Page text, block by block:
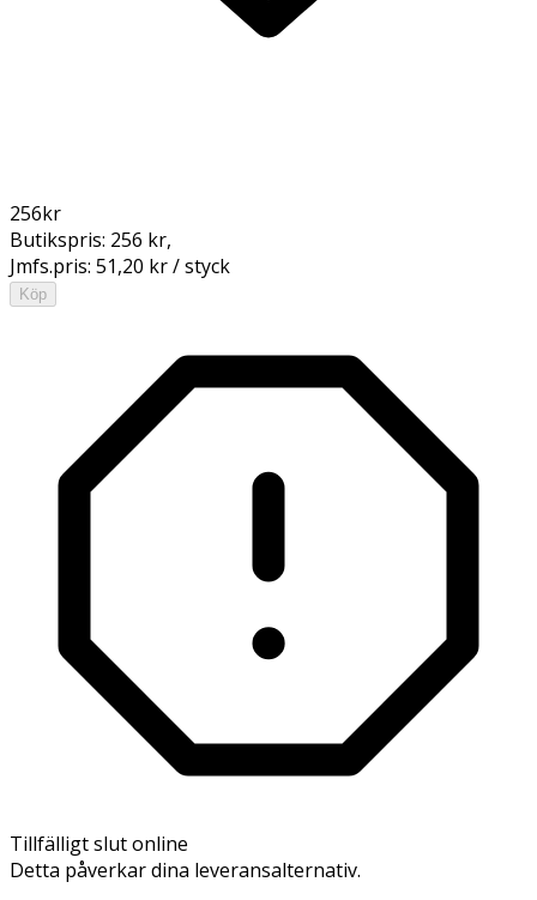
256kr
Butikspris: 256 kr,
Jmfs.pris: 51,20 kr / styck
Köp
Tillfälligt slut online
Detta påverkar dina leveransalternativ.